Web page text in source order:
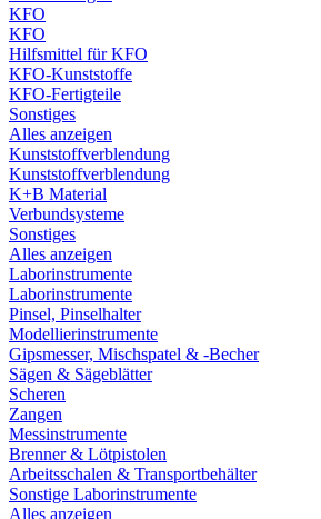
KFO
KFO
Hilfsmittel für KFO
KFO-Kunststoffe
KFO-Fertigteile
Sonstiges
Alles anzeigen
Kunststoffverblendung
Kunststoffverblendung
K+B Material
Verbundsysteme
Sonstiges
Alles anzeigen
Laborinstrumente
Laborinstrumente
Pinsel, Pinselhalter
Modellierinstrumente
Gipsmesser, Mischspatel & -Becher
Sägen & Sägeblätter
Scheren
Zangen
Messinstrumente
Brenner & Lötpistolen
Arbeitsschalen & Transportbehälter
Sonstige Laborinstrumente
Alles anzeigen